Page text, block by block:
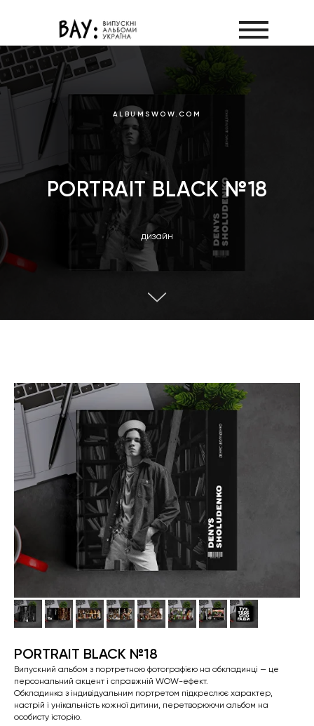
ALBUMSWOW.COM
PORTRAIT BLACK №18
дизайн
PORTRAIT BLACK №18
Випускний альбом з портретною фотографією на обкладинці — це
персональний акцент і справжній WOW-ефект.
Обкладинка з індивідуальним портретом підкреслює характер,
настрій і унікальність кожної дитини, перетворюючи альбом на
особисту історію.